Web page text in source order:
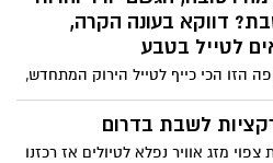
בהרגלים החדשים.
דווקא בעונה הקרה,
לטייל בטבע
הזו הכי כייף לטייל הירוק המתחדש,
חורף ומסלולים קסומים. מתלבשים
לטייל באתרי רשות הטבע
לשבת בדרום
מזג אוויר נפלא לטיולים אז רכזנו